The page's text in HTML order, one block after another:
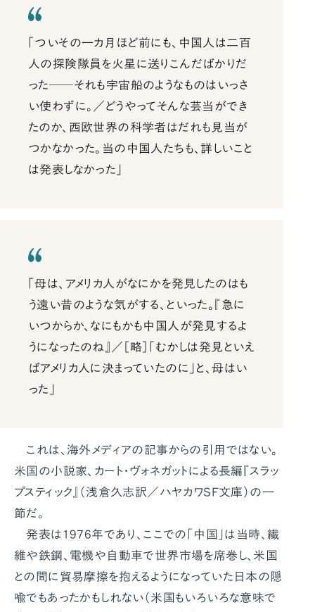
「ついその一カ月ほど前にも、中国人は二百
人の探険隊員を火星に送りこんだばかりだ
った──それも宇宙船のようなものはいっさ
い使わずに。／どうやってそんな芸当ができ
たのか、西欧世界の科学者はだれも見当が
つかなかった。当の中国人たちも、詳しいこと
は発表しなかった」
「母は、アメリカ人がなにかを発見したのはも
う遠い昔のような気がする、といった。『急に
いつからか、なにもかも中国人が発見するよ
うになったのね』／［略］「むかしは発見といえ
ばアメリカ人に決まっていたのに」と、母はい
った」
これは、海外メディアの記事からの引用ではない。
米国の小説家、カート・ヴォネガットによる長編『スラッ
プスティック』（浅倉久志訳／ハヤカワSF文庫）の一
節だ。
発表は1976年であり、ここでの「中国」は当時、繊
維や鉄鋼、電機や自動車で世界市場を席巻し、米国
との間に貿易摩擦を抱えるようになっていた日本の隠
喩でもあったかもしれない（米国もいろいろな意味で